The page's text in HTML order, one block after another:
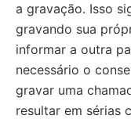
a gravação. Isso
gravando sua
informar a outra
necessário o
gravar uma
resultar em sérias